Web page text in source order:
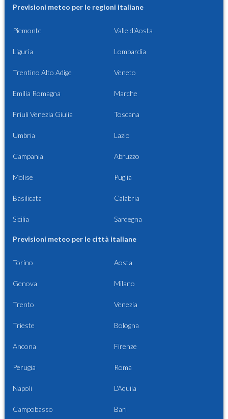
Previsioni meteo per le regioni italiane
Piemonte Valle d'Aosta
Liguria Lombardia
Trentino Alto Adige Veneto
Emilia Romagna Marche
Friuli Venezia Giulia Toscana
Umbria Lazio
Campania Abruzzo
Molise Puglia
Basilicata Calabria
Sicilia Sardegna
Previsioni meteo per le città italiane
Torino Aosta
Genova Milano
Trento Venezia
Trieste Bologna
Ancona Firenze
Perugia Roma
Napoli L'Aquila
Campobasso Bari